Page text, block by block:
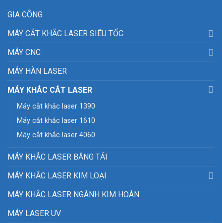
GIA CÔNG
MÁY CẮT KHẮC LASER SIÊU TỐC
MÁY CNC
MÁY HÀN LASER
MÁY KHẮC CẮT LASER
Máy cắt khắc laser 1390
Máy cắt khắc laser 1610
Máy cắt khắc laser 4060
MÁY KHẮC LASER BĂNG TẢI
MÁY KHẮC LASER KIM LOẠI
MÁY KHẮC LASER NGÀNH KIM HOÀN
MÁY LASER UV